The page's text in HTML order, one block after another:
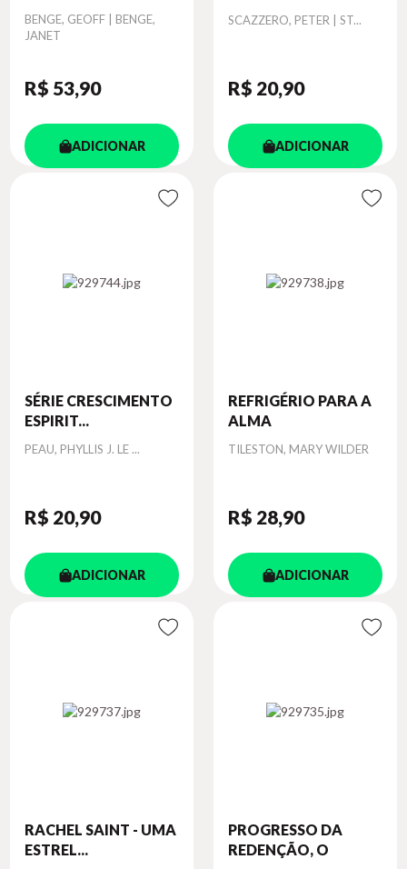
Autor
BENGE, GEOFF | BENGE,
JANET
R$ 53,90
ADICIONAR
Autor
SCAZZERO, PETER | ST...
R$ 20,90
ADICIONAR
SÉRIE CRESCIMENTO
ESPIRIT...
Autor
PEAU, PHYLLIS J. LE ...
R$ 20,90
ADICIONAR
REFRIGÉRIO PARA A
ALMA
Autor
TILESTON, MARY WILDER
R$ 28,90
ADICIONAR
RACHEL SAINT - UMA
ESTREL...
PROGRESSO DA
REDENÇÃO, O